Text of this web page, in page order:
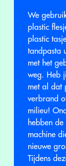
We
plastic
plastic
tandpasta
met het
weg. Heb
met al dat
verbrand
milieu!
hebben
machine
nieuwe
Tijdens